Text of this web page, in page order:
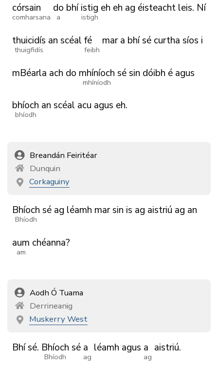
córsain
comharsana
do
a
bhí istig
istigh
eh eh ag éisteacht leis. Ní
thuicidís
thuigfidís
an scéal fé
feibh
mar a bhísé curtha síos i
mBéarla ach do mhíníoch
mhíníodh
sésin dóibh é agus
bhíoch
bhíodh
an scéal acu agus eh.
Breandán Feiritéar
Dunquin
Corkaguiny
Bhíoch
Bhíodh
sé ag léamh marsin is ag aistriú ag an
aum
am
chéanna?
Aodh Ó Tuama
Derrineanig
Muskerry West
Bhísé. Bhíoch
Bhíodh
sé a
ag
léamh agus a
ag
aistriú.